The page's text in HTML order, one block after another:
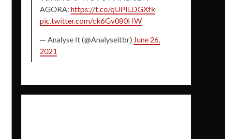
AGORA:https://t.co/qUPILDGXfk
pic.twitter.com/ck6Gv080HW
— Analyse It (@Analyseitbr) June 26,
2021